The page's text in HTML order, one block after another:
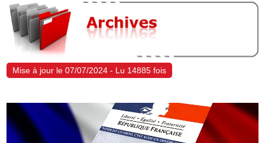
Mise à jour le 07/07/2024 - Lu 14885 fois